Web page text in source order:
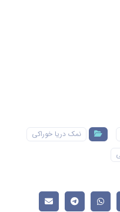
نمک دریا خوراکی